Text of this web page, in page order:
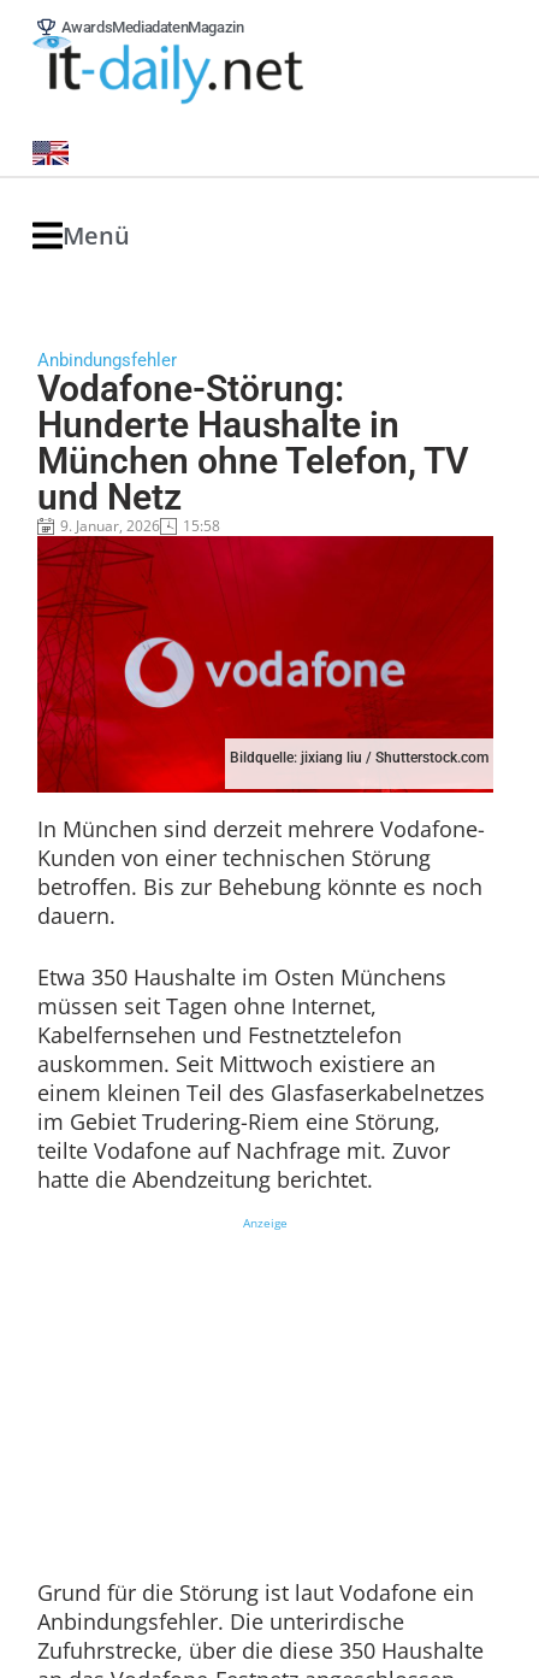
AwardsMediadatenMagazin
Menü
Anbindungsfehler
Vodafone-Störung:
Hunderte Haushalte in
München ohne Telefon, TV
und Netz
9. Januar, 2026 15:58
Bildquelle: jixiang liu / Shutterstock.com
In München sind derzeit mehrere Vodafone-
Kunden von einer technischen Störung
betroffen. Bis zur Behebung könnte es noch
dauern.
Etwa 350 Haushalte im Osten Münchens
müssen seit Tagen ohne Internet,
Kabelfernsehen und Festnetztelefon
auskommen. Seit Mittwoch existiere an
einem kleinen Teil des Glasfaserkabelnetzes
im Gebiet Trudering-Riem eine Störung,
teilte Vodafone auf Nachfrage mit. Zuvor
hatte die Abendzeitung berichtet.
Anzeige
Grund für die Störung ist laut Vodafone ein
Anbindungsfehler. Die unterirdische
Zufuhrstrecke, über die diese 350 Haushalte